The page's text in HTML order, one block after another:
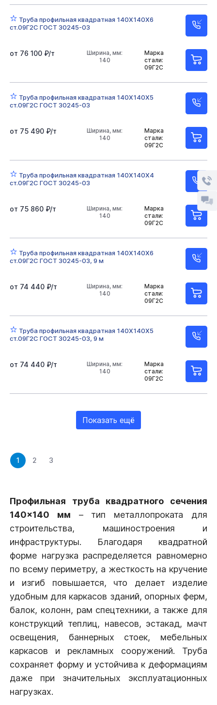
Труба профильная квадратная 140Х140Х6
ст.09Г2С ГОСТ 30245-03
Марка
стали:
09Г2С
Ширина, мм:
140
от 76 100 ₽/т
Труба профильная квадратная 140Х140Х5
ст.09Г2С ГОСТ 30245-03
Марка
стали:
09Г2С
Ширина, мм:
140
от 75 490 ₽/т
Труба профильная квадратная 140Х140Х4
ст.09Г2С ГОСТ 30245-03
Марка
стали:
09Г2С
Ширина, мм:
140
от 75 860 ₽/т
Труба профильная квадратная 140Х140Х6
ст.09Г2С ГОСТ 30245-03, 9 м
Марка
стали:
09Г2С
Ширина, мм:
140
от 74 440 ₽/т
Труба профильная квадратная 140Х140Х5
ст.09Г2С ГОСТ 30245-03, 9 м
Марка
стали:
09Г2С
Ширина, мм:
140
от 74 440 ₽/т
Показать ещё
1 2 3
Профильная труба квадратного сечения
140×140 мм – тип металлопроката для
строительства, машиностроения и
инфраструктуры. Благодаря квадратной
форме нагрузка распределяется равномерно
по всему периметру, а жесткость на кручение
и изгиб повышается, что делает изделие
удобным для каркасов зданий, опорных ферм,
балок, колонн, рам спецтехники, а также для
конструкций теплиц, навесов, эстакад, мачт
освещения, баннерных стоек, мебельных
каркасов и рекламных сооружений. Труба
сохраняет форму и устойчива к деформациям
даже при значительных эксплуатационных
нагрузках.